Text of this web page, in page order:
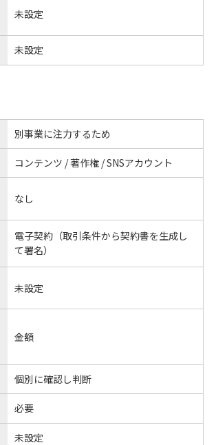
未設定
未設定
別事業に注力するため
コンテンツ / 著作権 / SNSアカウント
なし
電子契約（取引条件から契約書を生成し
て署名）
未設定
金額
個別に確認し判断
必要
未設定